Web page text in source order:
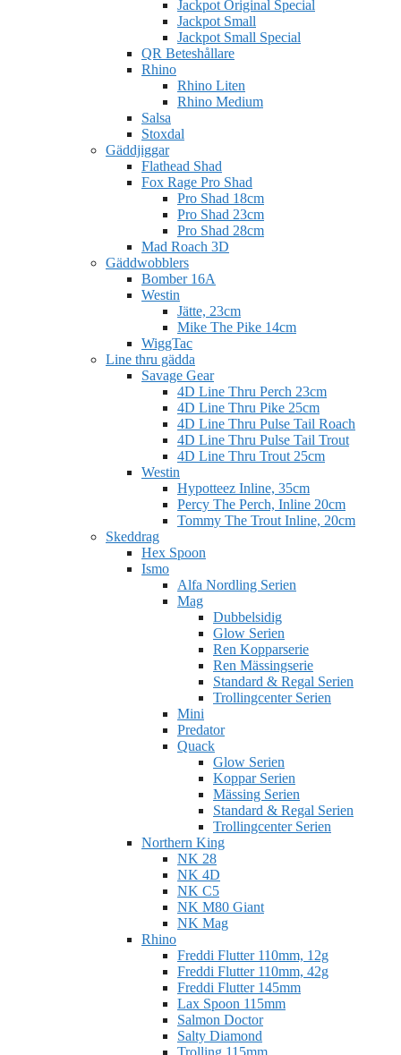
Jackpot Original Special
Jackpot Small
Jackpot Small Special
QR Beteshållare
Rhino
Rhino Liten
Rhino Medium
Salsa
Stoxdal
Gäddjiggar
Flathead Shad
Fox Rage Pro Shad
Pro Shad 18cm
Pro Shad 23cm
Pro Shad 28cm
Mad Roach 3D
Gäddwobblers
Bomber 16A
Westin
Jätte, 23cm
Mike The Pike 14cm
WiggTac
Line thru gädda
Savage Gear
4D Line Thru Perch 23cm
4D Line Thru Pike 25cm
4D Line Thru Pulse Tail Roach
4D Line Thru Pulse Tail Trout
4D Line Thru Trout 25cm
Westin
Hypotteez Inline, 35cm
Percy The Perch, Inline 20cm
Tommy The Trout Inline, 20cm
Skeddrag
Hex Spoon
Ismo
Alfa Nordling Serien
Mag
Dubbelsidig
Glow Serien
Ren Kopparserie
Ren Mässingserie
Standard & Regal Serien
Trollingcenter Serien
Mini
Predator
Quack
Glow Serien
Koppar Serien
Mässing Serien
Standard & Regal Serien
Trollingcenter Serien
Northern King
NK 28
NK 4D
NK C5
NK M80 Giant
NK Mag
Rhino
Freddi Flutter 110mm, 12g
Freddi Flutter 110mm, 42g
Freddi Flutter 145mm
Lax Spoon 115mm
Salmon Doctor
Salty Diamond
Trolling 115mm